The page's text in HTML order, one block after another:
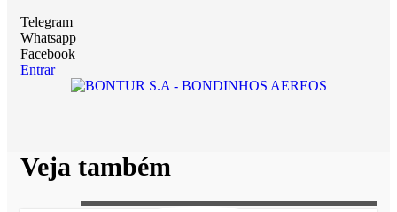
Telegram
Whatsapp
Facebook
Entrar
Veja também